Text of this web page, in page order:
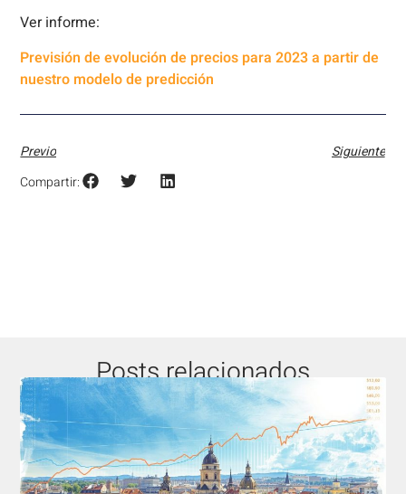
Ver informe:
Previsión de evolución de precios para 2023 a partir de
nuestro modelo de predicción
Previo
Siguiente
Compartir:
Posts relacionados